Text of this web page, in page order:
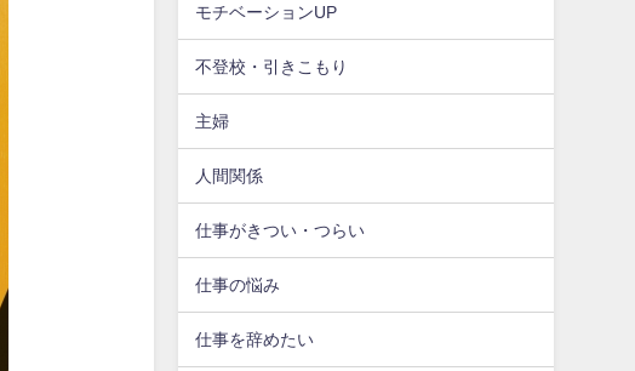
モチベーションUP
不登校・引きこもり
主婦
人間関係
仕事がきつい・つらい
仕事の悩み
仕事を辞めたい